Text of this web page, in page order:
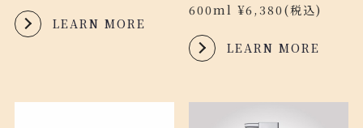
LEARN MORE
600ml ¥6,380(税込)
LEARN MORE